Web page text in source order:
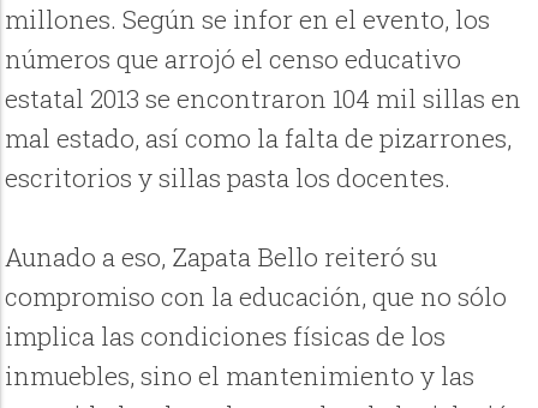
millones. Según se infor en el evento, los
números que arrojó el censo educativo
estatal 2013 se encontraron 104 mil sillas en
mal estado, así como la falta de pizarrones,
escritorios y sillas pasta los docentes.
Aunado a eso, Zapata Bello reiteró su
compromiso con la educación, que no sólo
implica las condiciones físicas de los
inmuebles, sino el mantenimiento y las